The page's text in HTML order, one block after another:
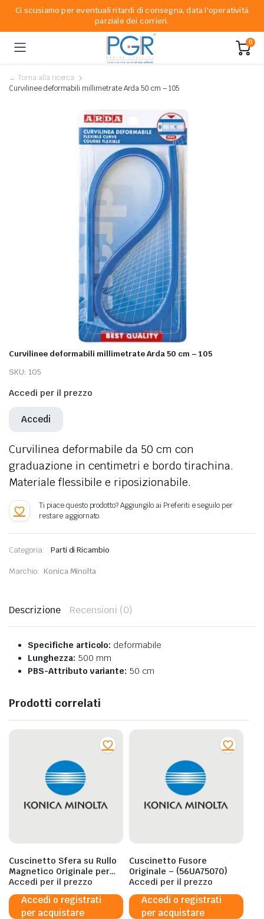
Ci scusiamo per eventuali ritardi di consegna, data l'operatività
parziale dei corrieri.
0
← Torna alla ricerca
Curvilinee deformabili millimetrate Arda 50 cm – 105
Curvilinee deformabili millimetrate Arda 50 cm – 105
SKU: 105
Accedi per il prezzo
Accedi
Curvilinea deformabile da 50 cm con
graduazione in centimetri e bordo tirachina.
Materiale flessibile e riposizionabile.
Categoria: Parti di Ricambio
Marchio: Konica Minolta
Descrizione Recensioni (0)
Specifiche articolo: deformabile
Lunghezza: 500 mm
PBS-Attributo variante: 50 cm
Prodotti correlati
Cuscinetto Sfera su Rullo
Magnetico Originale per
Konica Minolta –
466078030
Accedi per il prezzo
Accedi o registrati
per acquistare
Cuscinetto Fusore
Originale – (56UA75070)
Accedi per il prezzo
Accedi o registrati
per acquistare